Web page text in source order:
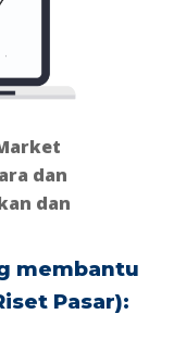
dan
dan
membantu
Pasar):